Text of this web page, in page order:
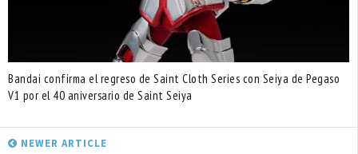
Bandai confirma el regreso de Saint Cloth Series con Seiya de Pegaso
V1 por el 40 aniversario de Saint Seiya
NEWER ARTICLE